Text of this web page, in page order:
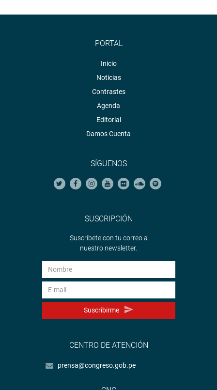
PORTAL
Inicio
Noticias
Contrastes
Agenda
Editorial
Damos Cuenta
SÍGUENOS
SUSCRIPCIÓN
Suscríbete con tu correo a
nuestro newsletter.
Suscribirme
CENTRO DE ATENCIÓN
prensa@congreso.gob.pe